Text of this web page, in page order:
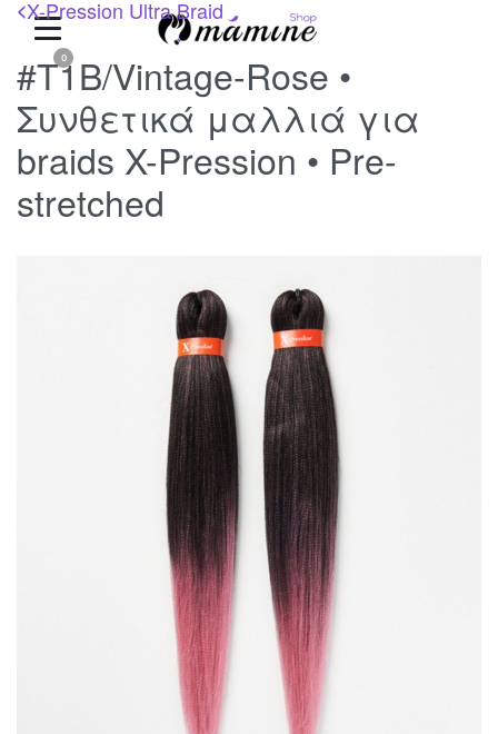
0
<X-Pression Ultra Braid
#T1B/Vintage-Rose •
Συνθετικά μαλλιά για
braids X-Pression • Pre-
stretched